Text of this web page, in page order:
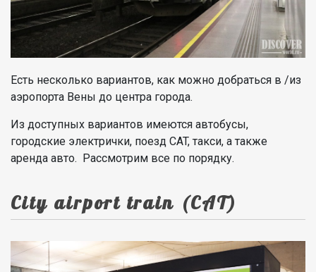
Есть несколько вариантов, как можно добраться в /из
аэропорта Вены до центра города.
Из доступных вариантов имеются автобусы,
городские электрички, поезд CAT, такси, а также
аренда авто. Рассмотрим все по порядку.
City airport train (CAT)